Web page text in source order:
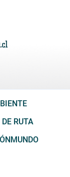
RUTA
MUNDO